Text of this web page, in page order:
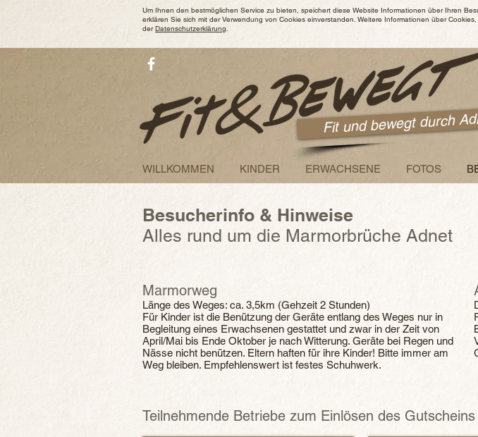
Um Ihnen den bestmöglichen Service zu bieten, speichert diese Website Informationen über Ihren
erklären Sie sich mit der Verwendung von Cookies einverstanden. Weitere Informationen über
derDatenschutzerklärung.
Fit und bewegt durch
WILLKOMMEN KINDER ERWACHSENE FOTOS
Besucherinfo & Hinweise
Alles rund um die Marmorbrüche Adnet
Marmorweg
Länge des Weges: ca. 3,5km (Gehzeit 2 Stunden)
Für Kinder ist die Benützung der Geräte entlang des Weges nur in
Begleitung eines Erwachsenen gestattet und zwar in der Zeit von
April/Mai bis Ende Oktober je nach Witterung. Geräte bei Regen und
Nässe nicht benützen. Eltern haften für ihre Kinder! Bitte immer am
Weg bleiben. Empfehlenswert ist festes Schuhwerk.
Teilnehmende Betriebe zum Einlösen des Gutscheins